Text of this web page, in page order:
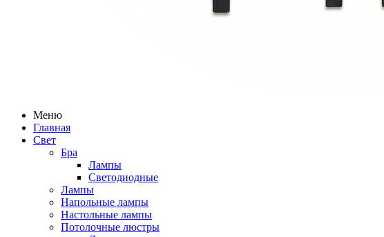
Меню
Главная
Свет
Бра
Лампы
Светодиодные
Лампы
Напольные лампы
Настольные лампы
Потолочные люстры